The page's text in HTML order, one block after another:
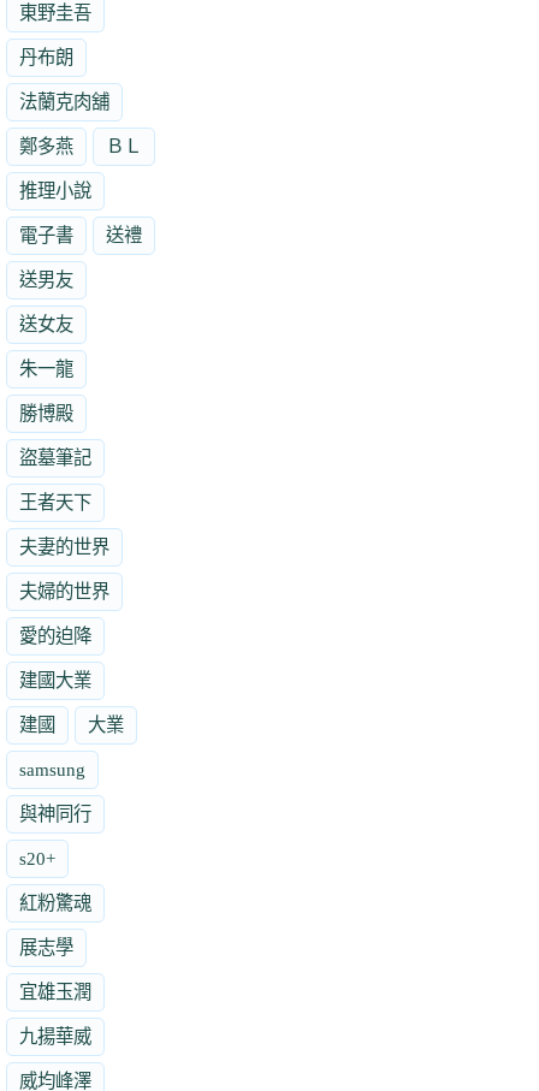
東野圭吾
丹布朗
法蘭克肉舖
鄭多燕 ＢＬ
推理小說
電子書 送禮
送男友
送女友
朱一龍
勝博殿
盜墓筆記
王者天下
夫妻的世界
夫婦的世界
愛的迫降
建國大業
建國 大業
samsung
與神同行
s20+
紅粉驚魂
展志學
宜雄玉潤
九揚華威
威均峰澤